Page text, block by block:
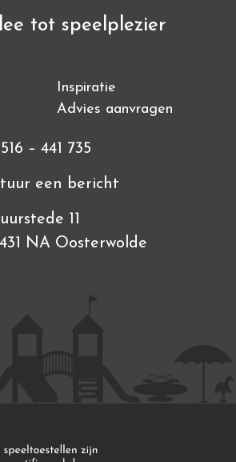
tot speelplezier
Inspiratie
Advies aanvragen
– 441 735
een bericht
11
NA Oosterwolde